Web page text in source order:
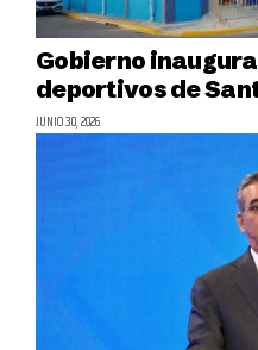
Gobierno
deportivos de
JUNIO 30, 2026